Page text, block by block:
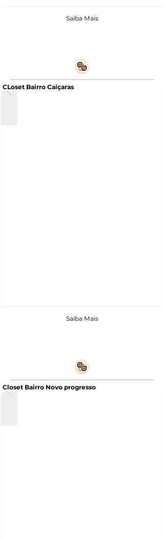
Saiba Mais
CLoset Bairro Caiçaras
Saiba Mais
Closet Bairro Novo progresso